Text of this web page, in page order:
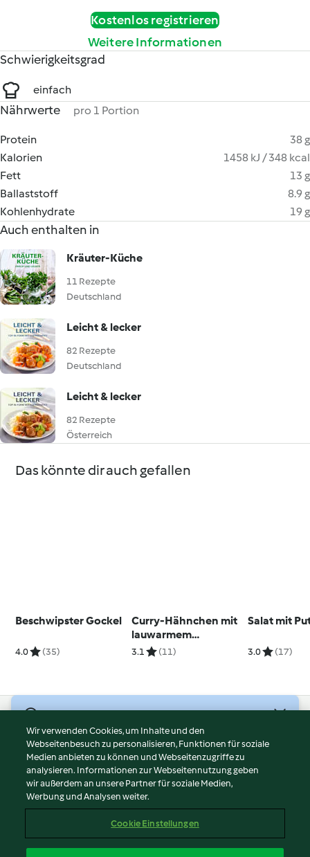
Kostenlos registrieren
Weitere Informationen
Schwierigkeitsgrad
einfach
Nährwerte pro 1 Portion
Protein
38 g
Kalorien
1458 kJ / 348 kcal
Fett
13 g
Ballaststoff
8.9 g
Kohlenhydrate
19 g
Auch enthalten in
Kräuter-Küche
11 Rezepte
Deutschland
Leicht & lecker
82 Rezepte
Deutschland
Leicht & lecker
82 Rezepte
Österreich
Das könnte dir auch gefallen
Beschwipster Gockel
4.0 (35)
Curry-Hähnchen mit
lauwarmem
Kartoffelsalat
3.1 (11)
Salat mit
3.0 (17)
Nutzungsbedingungen
Datenschutzrichtlinien
Disclaimer
Impressum
Inhalt melden
Wir verwenden Cookies, um Inhalte und den
Webseitenbesuch zu personalisieren, Funktionen für soziale
Medien anbieten zu können und Webseitenzugriffe zu
analysieren. Informationen zur Webseitennutzung geben
wir außerdem an unsere Partner für soziale Medien,
Werbung und Analysen weiter.
Cookie Einstellungen